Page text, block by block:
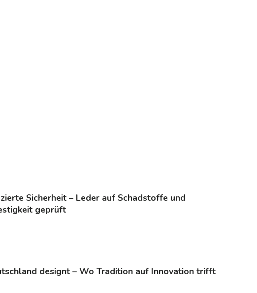
Sicherheit – Leder auf Schadstoffe und
geprüft
designt – Wo Tradition auf Innovation trifft